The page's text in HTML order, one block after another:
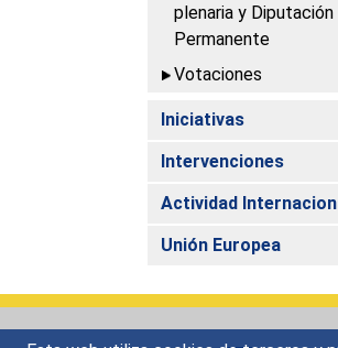
plenaria y Diputación
Permanente
Votaciones
Iniciativas
Intervenciones
Actividad
Unión Europea